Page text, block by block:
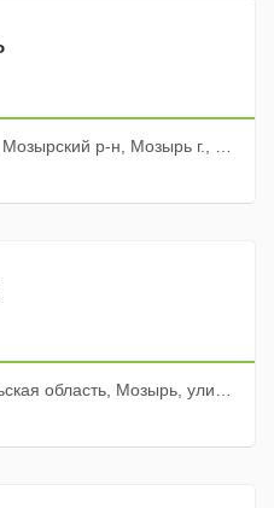
р-н, Мозырь г., ул. Иваненко, 17б
Мозырь, улица Гагарина, 83, ком. 2